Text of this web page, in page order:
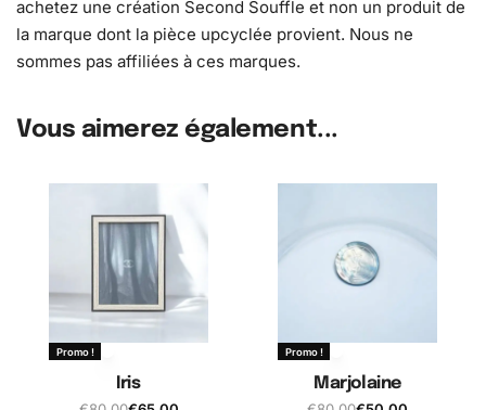
achetez une création Second Souffle et non un produit de
la marque dont la pièce upcyclée provient. Nous ne
sommes pas affiliées à ces marques.
Vous aimerez également...
Promo !
Iris
Promo !
Marjolaine